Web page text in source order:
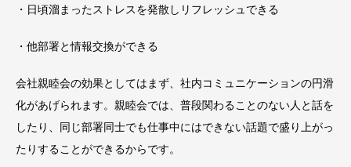
・日頃溜まったストレスを発散しリフレッシュできる
・他部署と情報交換ができる
会社親睦会の効果としてはまず、社内コミュニケーションの円滑
化があげられます。親睦会では、普段関わることのない人と話を
したり、同じ部署同士でも仕事中にはできない話題で盛り上がっ
たりすることができるからです。